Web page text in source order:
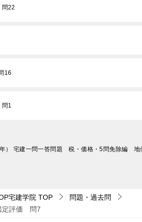
22
16
1
宅建学院 TOP
問題・過去問
定評価 問7